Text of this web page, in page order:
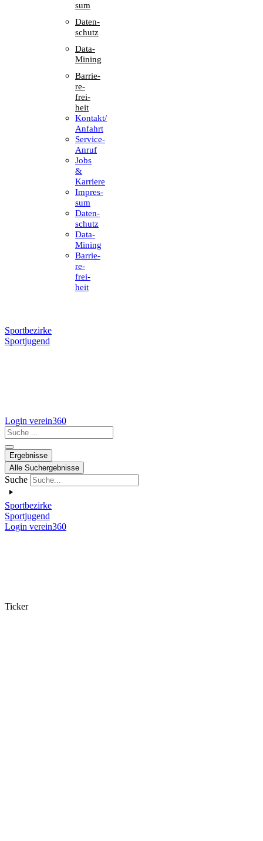
sum
Daten­
schutz
Data-
Mining
Barrie­
re­
frei­
heit
Kontakt/​​
Anfahrt
Service-
Anruf
Jobs
&
Karriere
Impres­
sum
Daten­
schutz
Data-
Mining
Barrie­
re­
frei­
heit
Sportbezirke
Sportjugend
Login verein360
Search
...
Ergebnisse
Alle Suchergebnisse
Suche
Sportbezirke
Sportjugend
Login verein360
Ticker